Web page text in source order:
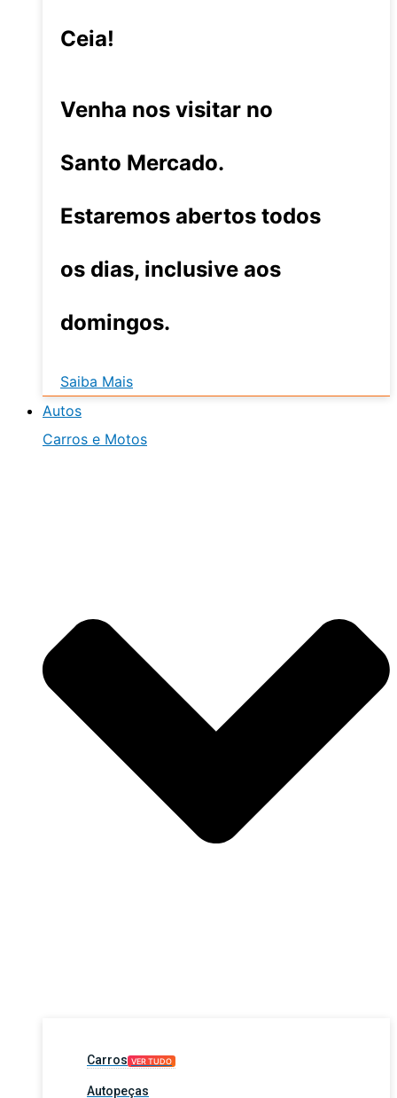
Ceia!
Venha nos visitar no
Santo Mercado.
Estaremos abertos todos
os dias, inclusive aos
domingos.
Saiba Mais
Autos
Carros e Motos
Carros VER TUDO
Autopeças